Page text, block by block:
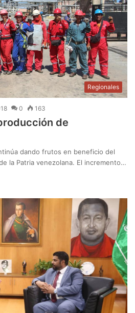
Regionales
0 163
de
dando frutos en beneficio del
la Patria venezolana. El incremento…